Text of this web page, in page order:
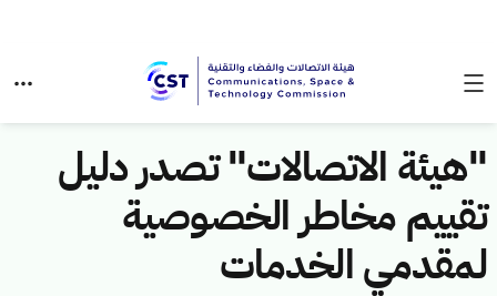
"هيئة الاتصالات" تصدر دليل
تقييم مخاطر الخصوصية
لمقدمي الخدمات